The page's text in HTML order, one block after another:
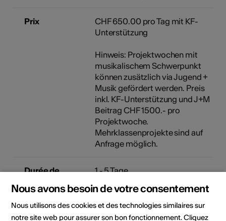
Prix
CHF 650.00 pro Tag mit KF-
Unterstützung
Hinweis: Projektwochen mit
musikalischem Schwerpunkt
können zusätzlich via Jugend +
Musik gefördert werden. Preis
inkl. KF-Unterstützung und J+M
Beitrag CHF 1500.- pro
Projektwoche.
Mehrklassenprojekte sind auf
Anfrage möglich.
Durée de
périodes
d'enseignement
de 45 min
1 - 5 Tage
Nous avons besoin de votre consentement
Nous utilisons des cookies et des technologies similaires sur
notre site web pour assurer son bon fonctionnement. Cliquez